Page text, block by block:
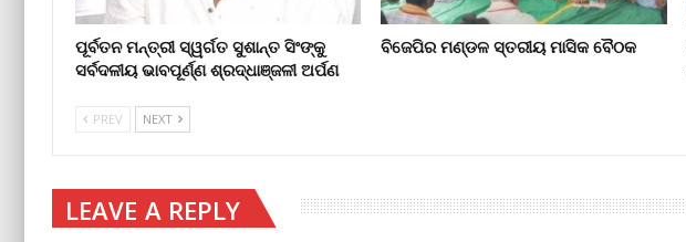
ପୂର୍ବତନ ମନ୍ତ୍ରୀ ସ୍ୱର୍ଗତ ସୁଶାନ୍ତ ସିଂଙ୍କୁ
ସର୍ବଦଳୀୟ ଭାବପୂର୍ଣ୍ଣ ଶ୍ରଦ୍ଧାଞ୍ଜଳୀ ଅର୍ପଣ
ବିଜେପିର ମଣ୍ଡଳ ସ୍ତରୀୟ ମାସିକ ବୈଠକ
PREV NEXT
LEAVE A REPLY